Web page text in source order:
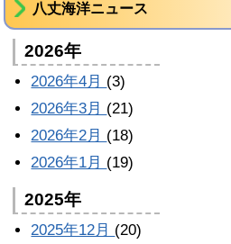
八丈海洋ニュース
2026年
2026年4月 (3)
2026年3月 (21)
2026年2月 (18)
2026年1月 (19)
2025年
2025年12月 (20)